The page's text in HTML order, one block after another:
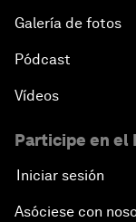
Galería de fotos
Pódcast
Vídeos
Participe en el
Iniciar sesión
Asóciese con